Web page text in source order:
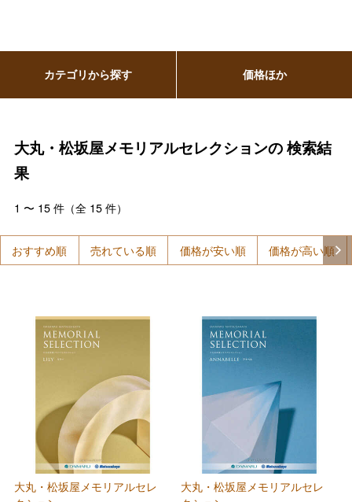
大丸・松坂屋メモリアルセレクションの検索結
果
1 〜 15件（全 15件）
おすすめ順 売れている順 価格が安い順 価格が高い順
大丸・松坂屋メモリアルセレ
大丸・松坂屋メモリアルセレ
カテゴリから探す 価格ほか